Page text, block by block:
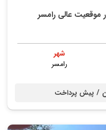
عالی رامسر
شهر
رامسر
پیش پرداخت